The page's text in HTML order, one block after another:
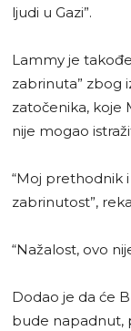
ljudi u Gazi”.
Lammy je
zabrinuta” zbog
zatočenika, koje
nije mogao
“Moj prethodnik i
zabrinutost”,
“Nažalost, ovo
Dodao je da će
bude napadnut,